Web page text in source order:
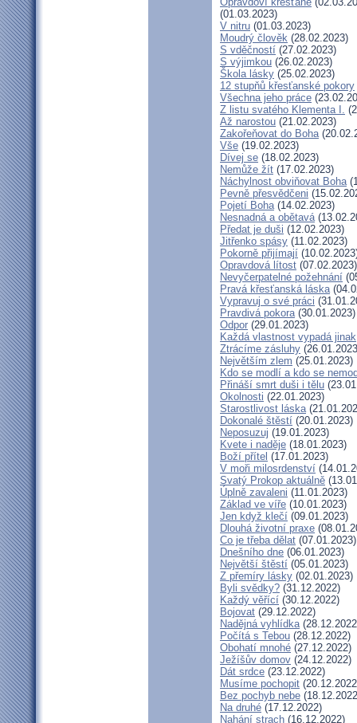
(01.03.2023)
V nitru (01.03.2023)
Moudrý člověk (28.02.2023)
S vděčností (27.02.2023)
S výjimkou (26.02.2023)
Škola lásky (25.02.2023)
12 stupňů křesťanské pokory
Všechna jeho práce
Z listu svatého Klementa I.
Až narostou (21.02.2023)
Zakořeňovat do Boha
Vše (19.02.2023)
Dívej se (18.02.2023)
Nemůže žít (17.02.2023)
Náchylnost obviňovat Boha
Pevně přesvědčeni
Pojetí Boha(14.02.2023)
Nesnadná a obětavá
Předat je duši (12.02.2023)
Jitřenko spásy (11.02.2023)
Pokorně přijímají
Opravdová lítost (07.02.2023)
Nevyčerpatelné požehnání
Pravá křesťanská láska
Vypravuj o své práci
Pravdivá pokora(30.01.2023)
Odpor (29.01.2023)
Každá vlastnost vypadá jinak
Ztrácíme zásluhy
Největším zlem (25.01.2023)
Kdo se modlí a kdo se
Přináší smrt duši i tělu
Okolnosti (22.01.2023)
Starostlivost láska
Dokonalé štěstí (20.01.2023)
Neposuzuj (19.01.2023)
Kvete i naděje (18.01.2023)
Boží přítel (17.01.2023)
V moři milosrdenství
Svatý Prokop aktuálně
Úplně zavaleni (11.01.2023)
Základ ve víře (10.01.2023)
Jen když klečí (09.01.2023)
Dlouhá životní praxe
Co je třeba dělat (07.01.2023)
Dnešního dne (06.01.2023)
Největší štěstí (05.01.2023)
Z přemíry lásky (02.01.2023)
Byli svědky? (31.12.2022)
Každý věřící (30.12.2022)
Bojovat (29.12.2022)
Nadějná vyhlídka
Počítá s Tebou (28.12.2022)
Obohatí mnohé (27.12.2022)
Ježíšův domov (24.12.2022)
Dát srdce (23.12.2022)
Musíme pochopit
Bez pochyb nebe
Na druhé (17.12.2022)
Nahání strach (16.12.2022)